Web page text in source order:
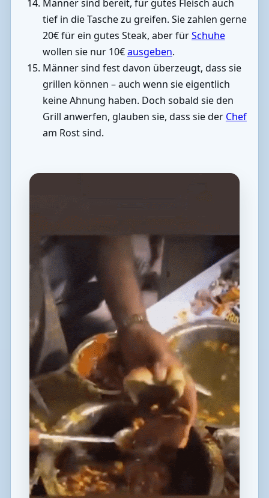
Männer sind bereit, für gutes Fleisch auch
tief in die Tasche zu greifen. Sie zahlen gerne
20€ für ein gutes Steak, aber fürSchuhe
wollen sie nur 10€ausgeben.
Männer sind fest davon überzeugt, dass sie
grillen können – auch wenn sie eigentlich
keine Ahnung haben. Doch sobald sie den
Grill anwerfen, glauben sie, dass sie der Chef
am Rost sind.